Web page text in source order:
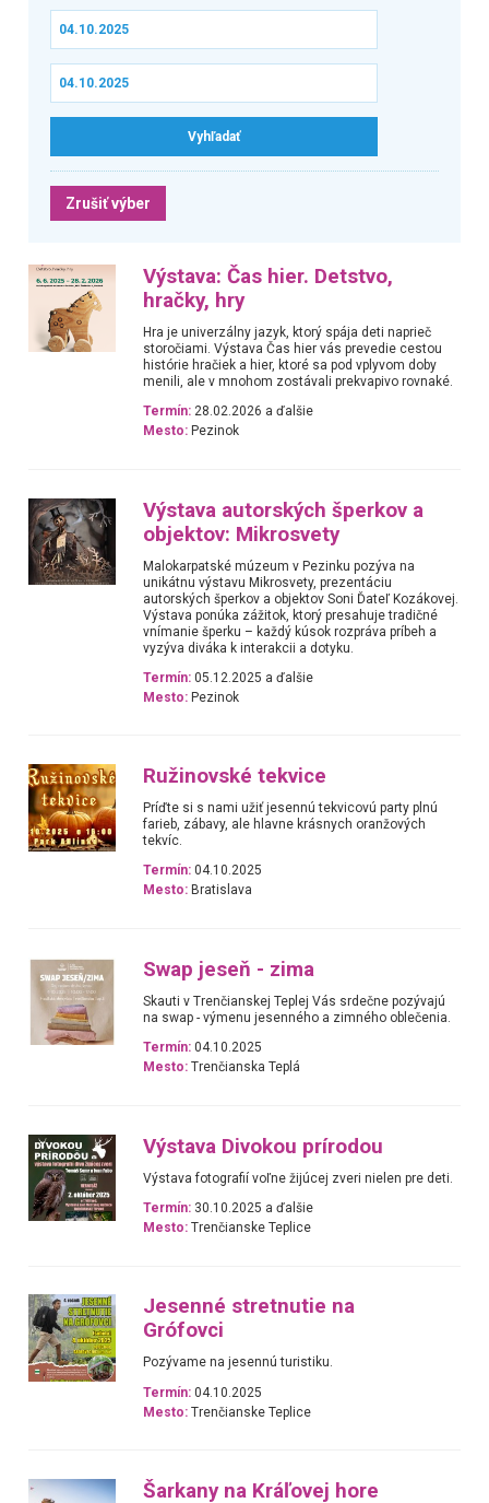
Zrušiť výber
Výstava: Čas hier. Detstvo,
hračky, hry
Hra je univerzálny jazyk, ktorý spája deti naprieč
storočiami. Výstava Čas hier vás prevedie cestou
histórie hračiek a hier, ktoré sa pod vplyvom doby
menili, ale v mnohom zostávali prekvapivo rovnaké.
Termín: 28.02.2026 a ďalšie
Mesto: Pezinok
Výstava autorských šperkov a
objektov: Mikrosvety
Malokarpatské múzeum v Pezinku pozýva na
unikátnu výstavu Mikrosvety, prezentáciu
autorských šperkov a objektov Soni Ďateľ Kozákovej.
Výstava ponúka zážitok, ktorý presahuje tradičné
vnímanie šperku – každý kúsok rozpráva príbeh a
vyzýva diváka k interakcii a dotyku.
Termín: 05.12.2025 a ďalšie
Mesto: Pezinok
Ružinovské tekvice
Príďte si s nami užiť jesennú tekvicovú party plnú
farieb, zábavy, ale hlavne krásnych oranžových
tekvíc.
Termín: 04.10.2025
Mesto: Bratislava
Swap jeseň - zima
Skauti v Trenčianskej Teplej Vás srdečne pozývajú
na swap - výmenu jesenného a zimného oblečenia.
Termín: 04.10.2025
Mesto: Trenčianska Teplá
Výstava Divokou prírodou
Výstava fotografií voľne žijúcej zveri nielen pre deti.
Termín: 30.10.2025 a ďalšie
Mesto: Trenčianske Teplice
Jesenné stretnutie na
Grófovci
Pozývame na jesennú turistiku.
Termín: 04.10.2025
Mesto: Trenčianske Teplice
Šarkany na Kráľovej hore